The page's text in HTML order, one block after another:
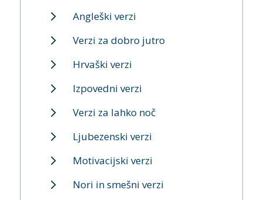
Angleški verzi
Verzi za dobro jutro
Hrvaški verzi
Izpovedni verzi
Verzi za lahko noč
Ljubezenski verzi
Motivacijski verzi
Nori in smešni verzi